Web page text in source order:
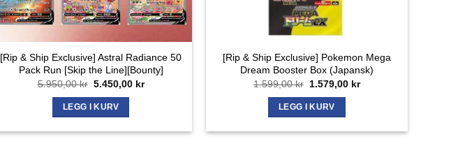
[Rip & Ship Exclusive] Astral Radiance 50
Pack Run [Skip the Line][Bounty]
5.950,00kr Opprinnelig
var:
5.950,00 kr.
5.450,00 krNåværende
LEGG I KURV
[Rip & Ship Exclusive] Pokemon Mega
Dream Booster Box (Japansk)
1.599,00kr Opprinnelig
var:
1.599,00 kr.
1.579,00 krNåværende
LEGG I KURV